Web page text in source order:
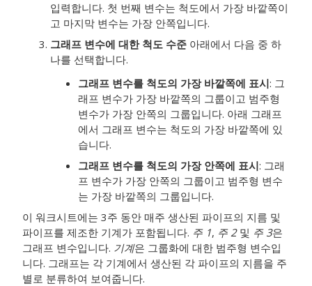
입력합니다. 첫 번째 변수는 척도에서 가장 바깥쪽이
고 마지막 변수는 가장 안쪽입니다.
그래프 변수에 대한 척도 수준 아래에서 다음 중 하
나를 선택합니다.
그래프 변수를 척도의 가장 바깥쪽에 표시: 그
래프 변수가 가장 바깥쪽의 그룹이고 범주형
변수가 가장 안쪽의 그룹입니다. 아래 그래프
에서 그래프 변수는 척도의 가장 바깥쪽에 있
습니다.
그래프 변수를 척도의 가장 안쪽에 표시: 그래
프 변수가 가장 안쪽의 그룹이고 범주형 변수
는 가장 바깥쪽의 그룹입니다.
이 워크시트에는 3주 동안 매주 생산된 파이프의 지름 및
파이프를 제조한 기계가 포함됩니다. 주 1, 주 2및 주 3은
그래프 변수입니다. 기계은 그룹화에 대한 범주형 변수입
니다. 그래프는 각 기계에서 생산된 각 파이프의 지름을 주
별로 분류하여 보여줍니다.